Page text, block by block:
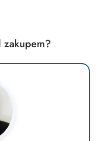
zakupem?